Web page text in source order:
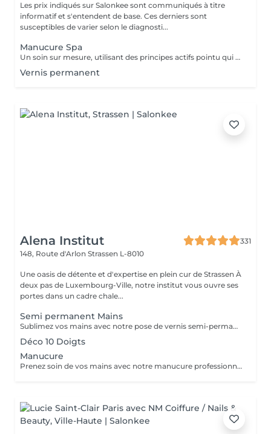
Les prix indiqués sur Salonkee sont communiqués à titre
informatif et s'entendent de base. Ces derniers sont
susceptibles de varier selon le diagnosti...
Manucure Spa
Un soin sur mesure, utilisant des principes actifs pointu qui vous aidera a la restructuration de vos mains ainsi que vos ongles. Une combination parfaite entre exfoliation et masque pour retrouver éclat et hydratation durable .
Vernis permanent
Alena Institut
331
148, Route d'Arlon Strassen L-8010
Une oasis de détente et d'expertise en plein cur de Strassen À
deux pas de Luxembourg-Ville, notre institut vous ouvre ses
portes dans un cadre chale...
Semi permanent Mains
Sublimez vos mains avec notre pose de vernis semi-permanent, pour un résultat parfait et durable jusqu'à 3 semaines. -Finition brillante et impeccable -Résistant aux chocs et aux éclats -Disponible dans une large palette de couleurs tendances Chaque séance comprend préparation de l'ongle, application soignée et finition professionnelle, pour des mains élégantes et parfaitement entretenues.
Déco 10 Doigts
Manucure
Prenez soin de vos mains avec notre manucure professionnelle, pour des ongles soignés et une peau douce. - Limage et modelage précis des ongles - Soin des cuticules et hydratation des mains - Finition base fortifiante ou non Chaque séance est réalisée avec soin pour un résultat élégant et raffiné.